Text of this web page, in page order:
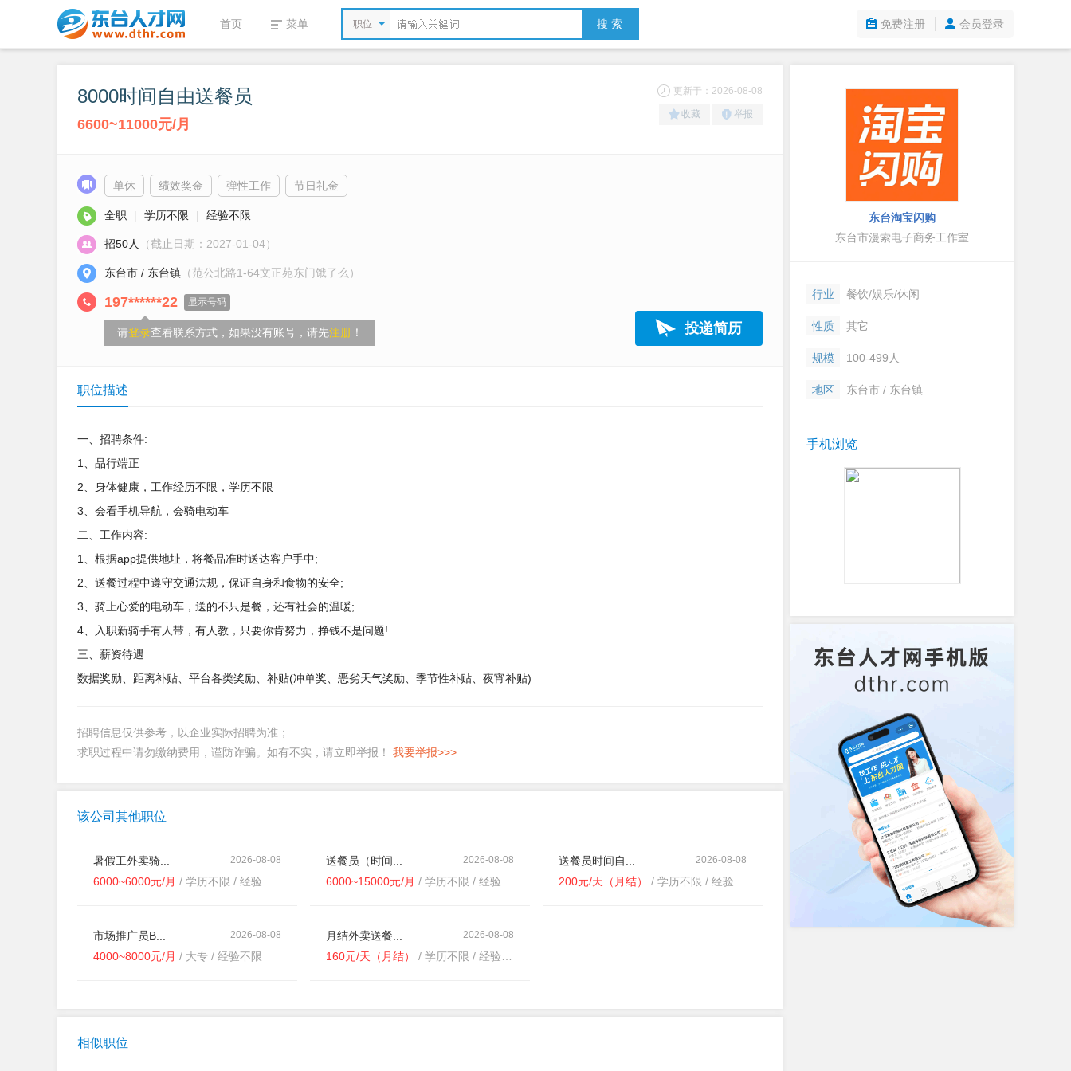
首页 菜单 职位 搜 索 免费注册 会员登录
8000时间自由送餐员
6600~11000元/月
更新于：2026-08-08
收藏 举报
单休 绩效奖金 弹性工作 节日礼金
全职 | 学历不限 | 经验不限
招50人 （截止日期：2027-01-04）
东台市 / 东台镇 （范公北路1-64文正苑东门饿了么）
197******22 显示号码
请登录查看联系方式，如果没有账号，请先注册 ！ 投递简历
职位描述
一、招聘条件:
1、品行端正
2、身体健康，工作经历不限，学历不限
3、会看手机导航，会骑电动车
二、工作内容:
1、根据app提供地址，将餐品准时送达客户手中;
2、送餐过程中遵守交通法规，保证自身和食物的安全;
3、骑上心爱的电动车，送的不只是餐，还有社会的温暖;
4、入职新骑手有人带，有人教，只要你肯努力，挣钱不是问题!
三、薪资待遇
数据奖励、距离补贴、平台各类奖励、补贴(冲单奖、恶劣天气奖励、季节性补贴、夜宵补贴)
招聘信息仅供参考，以企业实际招聘为准；
求职过程中请勿缴纳费用，谨防诈骗。如有不实，请立即举报！ 我要举报>>>
该公司其他职位
2026-08-08
暑假工外卖骑...
6000~6000元/月 / 学历不限 / 经验不限
2026-08-08
送餐员（时间...
6000~15000元/月 / 学历不限 / 经验不限
2026-08-08
送餐员时间自...
200元/天（月结）
/ 学历不限 / 经验不限
2026-08-08
市场推广员B...
4000~8000元/月 / 大专 / 经验不限
2026-08-08
月结外卖送餐...
160元/天（月结）
/ 学历不限 / 经验不限
相似职位
东台淘宝闪购
东台市漫索电子商务工作室
行业 餐饮/娱乐/休闲
性质 其它
规模 100-499人
地区 东台市 / 东台镇
手机浏览